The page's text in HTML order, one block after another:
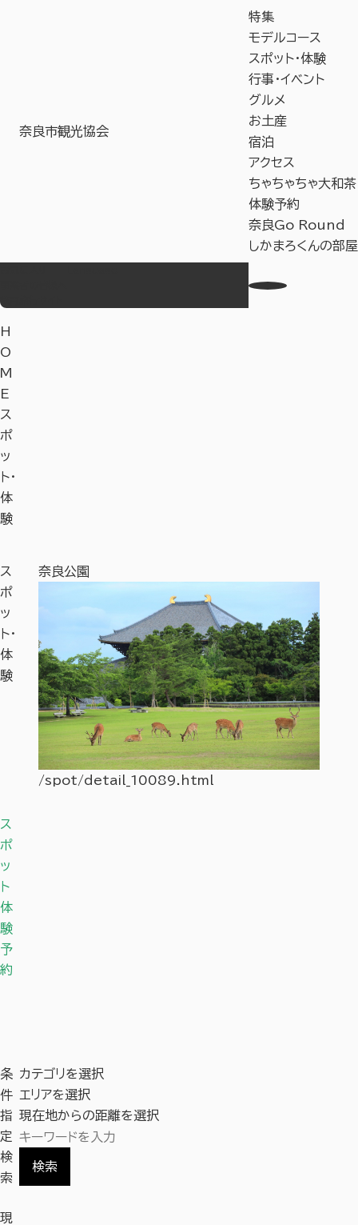
奈良市観光協会
特集
モデルコース
スポット・体験
行事・イベント
グルメ
お土産
宿泊
アクセス
ちゃちゃちゃ大和茶
体験予約
奈良Go Round
しかまろくんの部屋
H
O
M
E
ス
ポ
ッ
ト・
体
験
ス
ポ
ッ
ト・
体
験
奈良公園
/spot/detail_10089.html
ス
ポ
ッ
ト
体
験
予
約
条
件
指
定
検
索
カテゴリを選択
エリアを選択
現在地からの距離を選択
検索
現